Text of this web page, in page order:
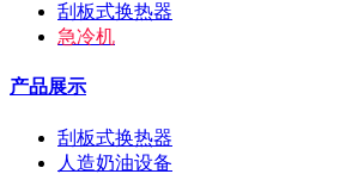
刮板式换热器
急冷机
产品展示
刮板式换热器
人造奶油设备